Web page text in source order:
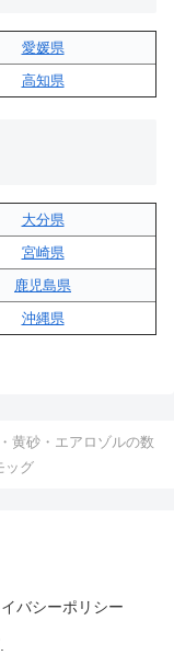
愛媛県
高知県
大分県
宮崎県
鹿児島県
沖縄県
黄砂・エアロゾルの数
ッグ
バシーポリシー